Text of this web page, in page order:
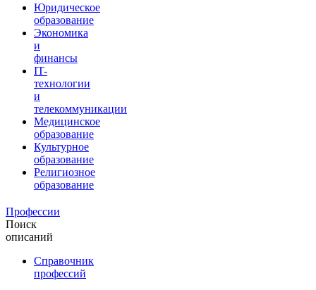
Юридическое
образование
Экономика
и
финансы
IT-
технологии
и
телекоммуникации
Медицинское
образование
Культурное
образование
Религиозное
образование
Профессии
Поиск
описаний
Справочник
профессий